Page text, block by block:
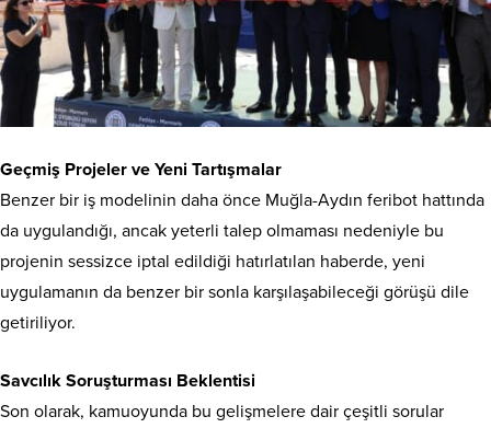
Geçmiş Projeler ve Yeni Tartışmalar
Benzer bir iş modelinin daha önce Muğla-Aydın feribot hattında
da uygulandığı, ancak yeterli talep olmaması nedeniyle bu
projenin sessizce iptal edildiği hatırlatılan haberde, yeni
uygulamanın da benzer bir sonla karşılaşabileceği görüşü dile
getiriliyor.
Savcılık Soruşturması Beklentisi
Son olarak, kamuoyunda bu gelişmelere dair çeşitli sorular